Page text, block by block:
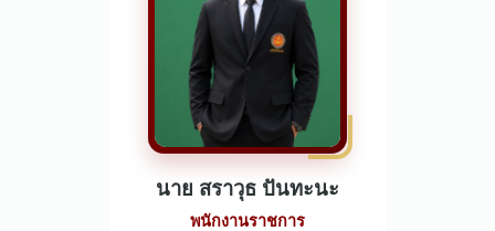
นาย สราวุธ ปันทะนะ
พนักงานราชการ